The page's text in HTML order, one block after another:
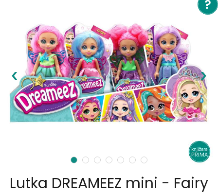
1 2 3 4 5 6 7
Lutka DREAMEEZ mini - Fairy